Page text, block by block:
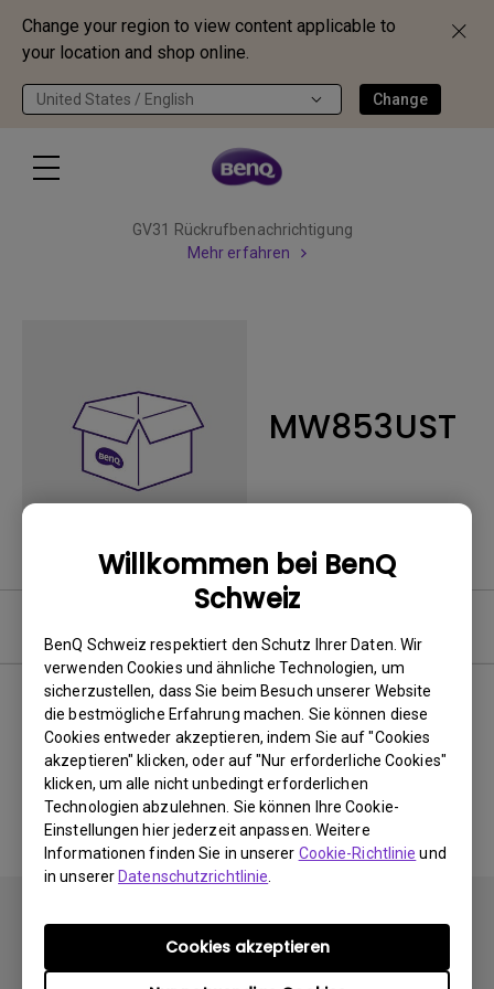
Change your region to view content applicable to
your location and shop online.
United States / English Change
Willkommen bei BenQ
Schweiz
BenQ Schweiz respektiert den Schutz Ihrer Daten. Wir
verwenden Cookies und ähnliche Technologien, um
sicherzustellen, dass Sie beim Besuch unserer Website
die bestmögliche Erfahrung machen. Sie können diese
Cookies entweder akzeptieren, indem Sie auf "Cookies
akzeptieren" klicken, oder auf "Nur erforderliche Cookies"
klicken, um alle nicht unbedingt erforderlichen
Technologien abzulehnen. Sie können Ihre Cookie-
Einstellungen hier jederzeit anpassen. Weitere
Informationen finden Sie in unserer Cookie-Richtlinie und
in unsererDatenschutzrichtlinie
Cookies akzeptieren
GV31 Rückrufbenachrichtigung
Mehr erfahren
MW853UST
Keine zugehörigen Software
&amp; Treiber